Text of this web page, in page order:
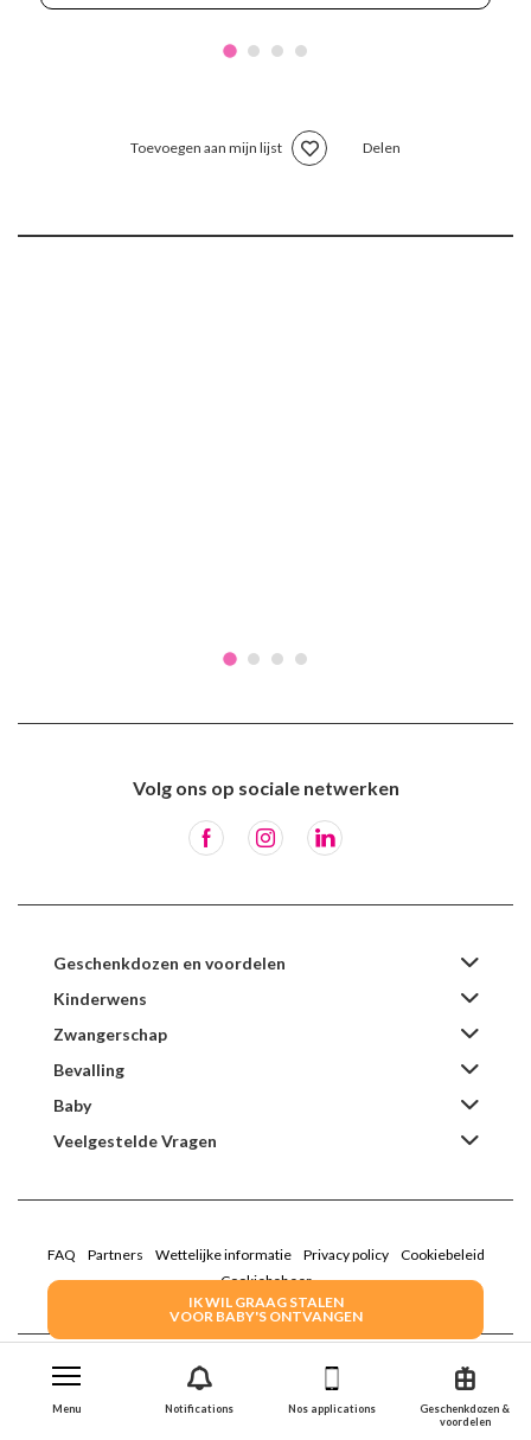
Geschenkdozen &
voordelen
Nos applications
Notifications
Menu
IK WIL GRAAG STALEN
VOOR BABY'S ONTVANGEN
Toevoegen aan mijn lijst Delen
Volg ons op sociale netwerken
Geschenkdozen en voordelen
Kinderwens
Zwangerschap
Bevalling
Baby
Veelgestelde Vragen
FAQ Partners Wettelijke informatie Privacy policy
Cookiebeleid
Cookiebeheer
2022 Family Service - De Roze Doos